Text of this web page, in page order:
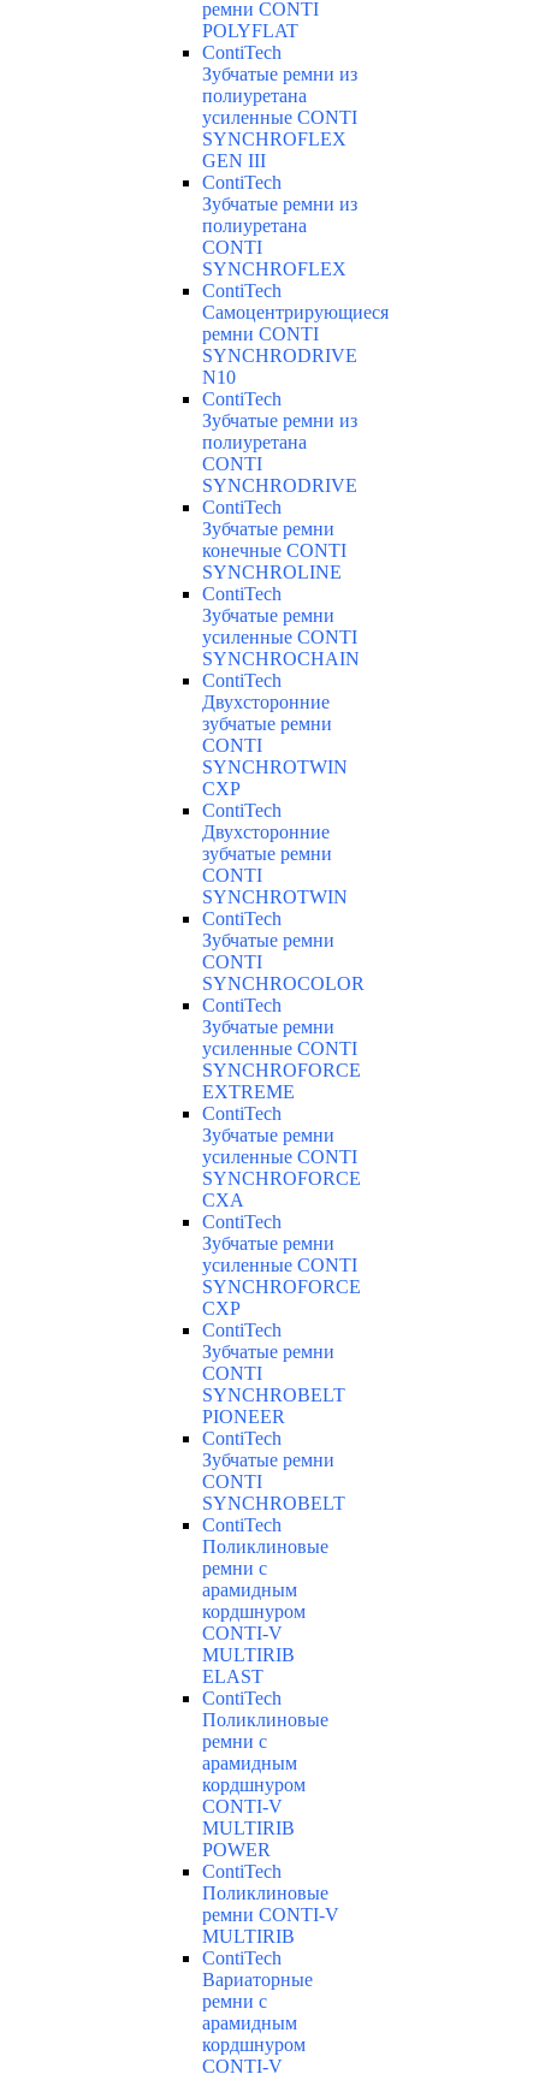
ремни CONTI
POLYFLAT
ContiTech
Зубчатые ремни из
полиуретана
усиленные CONTI
SYNCHROFLEX
GEN III
ContiTech
Зубчатые ремни из
полиуретана
CONTI
SYNCHROFLEX
ContiTech
Самоцентрирующиеся
ремни CONTI
SYNCHRODRIVE
N10
ContiTech
Зубчатые ремни из
полиуретана
CONTI
SYNCHRODRIVE
ContiTech
Зубчатые ремни
конечные CONTI
SYNCHROLINE
ContiTech
Зубчатые ремни
усиленные CONTI
SYNCHROCHAIN
ContiTech
Двухсторонние
зубчатые ремни
CONTI
SYNCHROTWIN
CXP
ContiTech
Двухсторонние
зубчатые ремни
CONTI
SYNCHROTWIN
ContiTech
Зубчатые ремни
CONTI
SYNCHROCOLOR
ContiTech
Зубчатые ремни
усиленные CONTI
SYNCHROFORCE
EXTREME
ContiTech
Зубчатые ремни
усиленные CONTI
SYNCHROFORCE
CXA
ContiTech
Зубчатые ремни
усиленные CONTI
SYNCHROFORCE
CXP
ContiTech
Зубчатые ремни
CONTI
SYNCHROBELT
PIONEER
ContiTech
Зубчатые ремни
CONTI
SYNCHROBELT
ContiTech
Поликлиновые
ремни с
арамидным
кордшнуром
CONTI-V
MULTIRIB
ELAST
ContiTech
Поликлиновые
ремни с
арамидным
кордшнуром
CONTI-V
MULTIRIB
POWER
ContiTech
Поликлиновые
ремни CONTI-V
MULTIRIB
ContiTech
Вариаторные
ремни с
арамидным
кордшнуром
CONTI-V